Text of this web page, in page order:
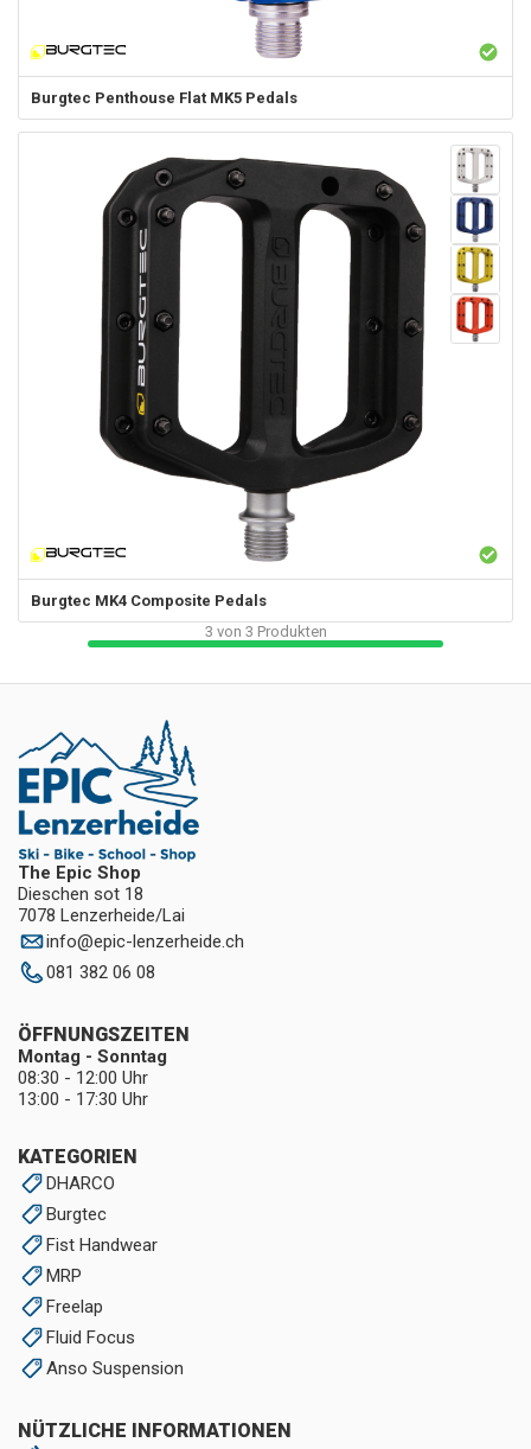
Burgtec Penthouse Flat MK5 Pedals
Burgtec MK4 Composite Pedals
3 von 3 Produkten
The Epic Shop
Dieschen sot 18
7078 Lenzerheide/Lai
info@epic-lenzerheide.ch
081 382 06 08
KATEGORIEN
DHARCO
Burgtec
Fist Handwear
MRP
Freelap
Fluid Focus
Anso Suspension
NÜTZLICHE INFORMATIONEN
ÖFFNUNGSZEITEN
Montag - Sonntag
08:30 - 12:00 Uhr
13:00 - 17:30 Uhr